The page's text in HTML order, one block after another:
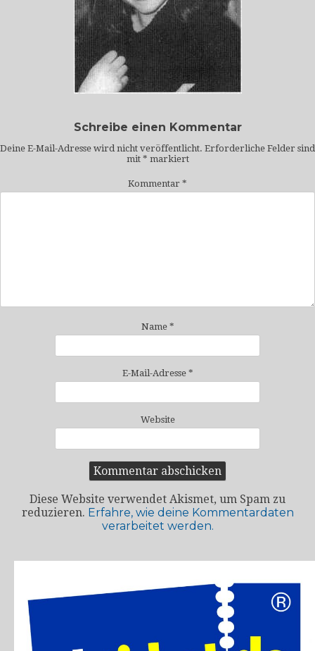
Schreibe einen Kommentar
Deine E-Mail-Adresse wird nicht veröffentlicht. Erforderliche Felder sind
mit * markiert
Kommentar *
Name *
E-Mail-Adresse *
Website
Diese Website verwendet Akismet, um Spam zu
reduzieren. Erfahre, wie deine Kommentardaten
verarbeitet werden.